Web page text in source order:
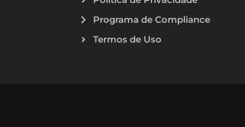
Programa de Compliance
Termos de Uso